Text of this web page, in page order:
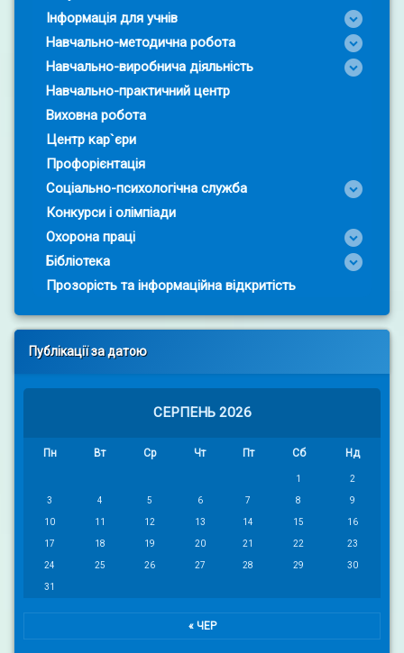
Інформація для учнів
Навчально-методична робота
Навчально-виробнича діяльність
Навчально-практичний центр
Виховна робота
Центр кар`єри
Профорієнтація
Соціально-психологічна служба
Конкурси і олімпіади
Охорона праці
Бібліотека
Прозорість та інформаційна відкритість
Публікації за датою
СЕРПЕНЬ 2026
Пн Вт Ср Чт Пт Сб Нд
1 2
3 4 5 6 7 8 9
10 11 12 13 14 15 16
17 18 19 20 21 22 23
24 25 26 27 28 29 30
31
« ЧЕР